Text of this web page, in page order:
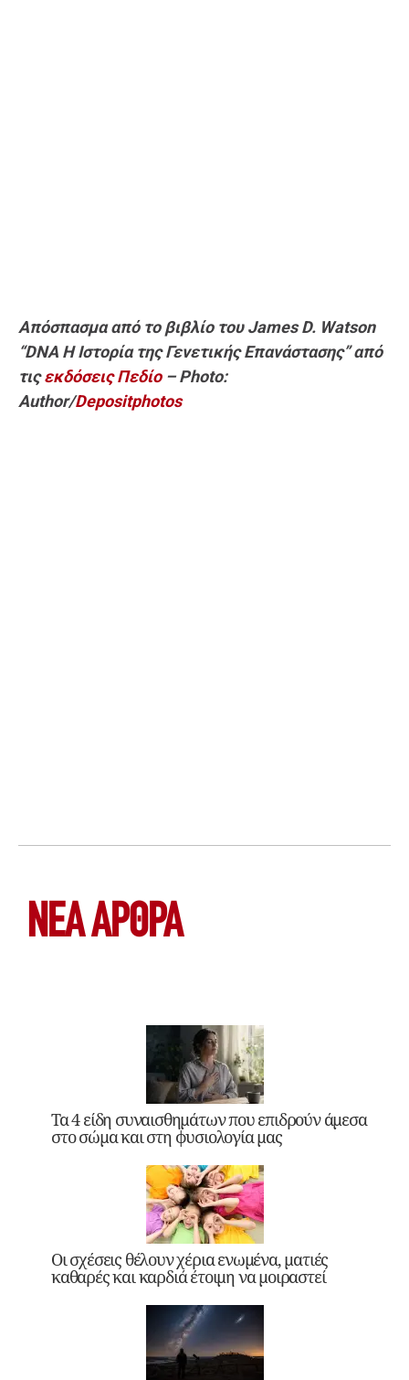
Απόσπασμα από το βιβλίο του James D. Watson
“DNA Η Ιστορία της Γενετικής Επανάστασης” από
τιςεκδόσεις Πεδίο– Photo:
Author/Depositphotos
ΝΕΑ ΆΡΘΡΑ
Τα 4 είδη συναισθημάτων που επιδρούν άμεσα
στο σώμα και στη φυσιολογία μας
Οι σχέσεις θέλουν χέρια ενωμένα, ματιές
καθαρές και καρδιά έτοιμη να μοιραστεί